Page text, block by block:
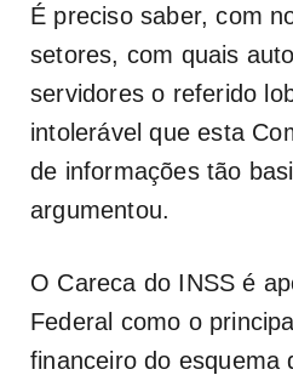
É preciso saber, com
setores, com quais
servidores o referido
intolerável que esta
de informações tão
argumentou.
O Careca do INSS é
Federal como o
financeiro do esquema